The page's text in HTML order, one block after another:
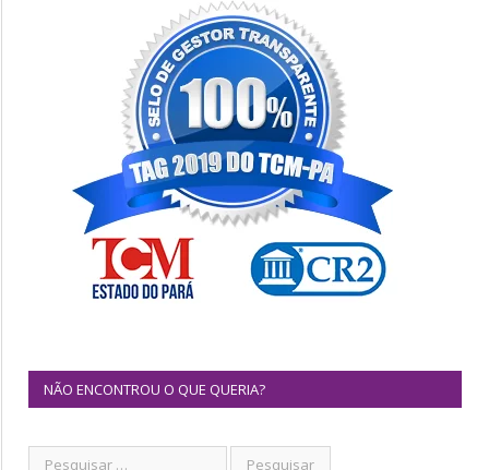
NÃO ENCONTROU O QUE QUERIA?